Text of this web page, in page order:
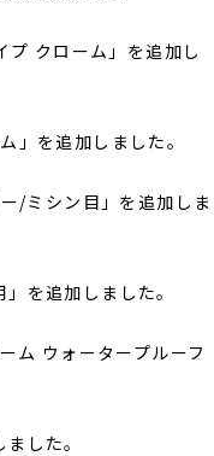
プ クローム」を追加し
」を追加しました。
/ミシン目」を追加しま
を追加しました。
ム ウォータープルーフ
した。